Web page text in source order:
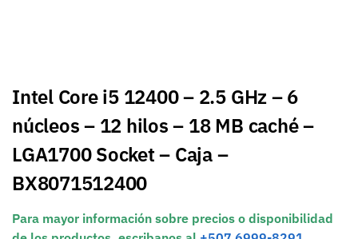
Intel Core i5 12400 – 2.5 GHz – 6
núcleos – 12 hilos – 18 MB caché –
LGA1700 Socket – Caja –
BX8071512400
Para mayor información sobre precios o disponibilidad